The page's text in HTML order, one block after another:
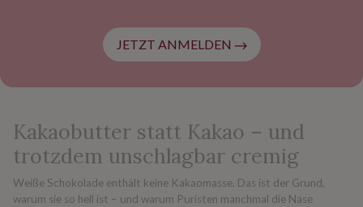
JETZT ANMELDEN
Kakaobutter statt Kakao – und
trotzdem unschlagbar cremig
Weiße Schokolade enthält keine Kakaomasse. Das ist der Grund,
warum sie so hell ist – und warum Puristen manchmal die Nase